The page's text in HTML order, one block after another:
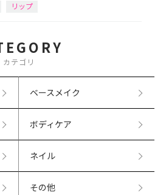
リップ
カテゴリ
ベースメイク
ボディケア
ネイル
その他